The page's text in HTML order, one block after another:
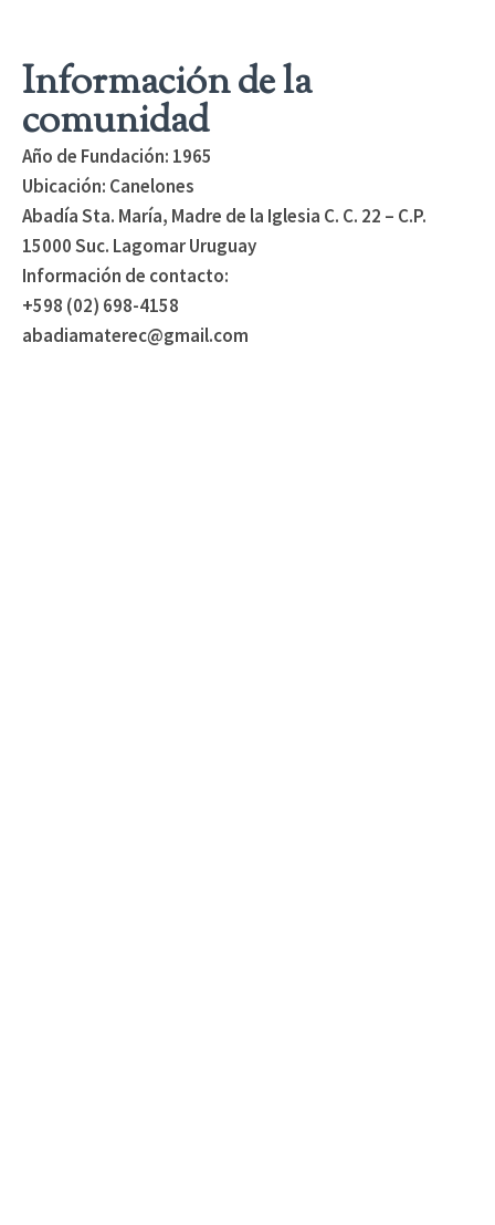
Información de la
comunidad
Año de Fundación: 1965
Ubicación: Canelones
Abadía Sta. María, Madre de la Iglesia C. C. 22 – C.P.
15000 Suc. Lagomar Uruguay
Información de contacto:
+598 (02) 698-4158
abadiamaterec@gmail.com